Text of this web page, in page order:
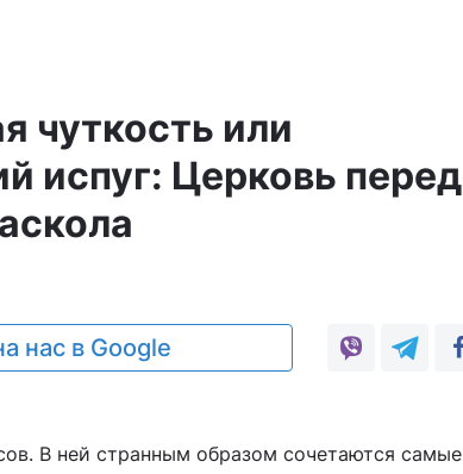
чуткость или
испуг: Церковь перед
нас в Google
В ней странным образом сочетаются самые